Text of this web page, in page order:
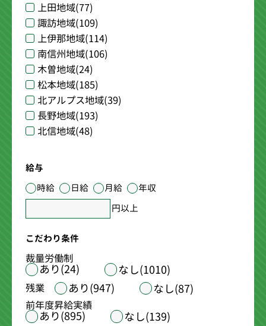
上田地域(77)
諏訪地域(109)
上伊那地域(114)
南信州地域(106)
木曽地域(24)
松本地域(185)
北アルプス地域(39)
長野地域(193)
北信地域(48)
給与
時給
日給 月給
年収
円以上
こだわり条件
裁量労働制
あり(24) なし(1010)
残業 あり(947) なし(87)
前年度昇給実績
あり(895) なし(139)